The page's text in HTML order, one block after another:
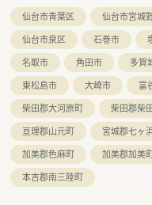
仙台市青葉区 仙台市宮城
仙台市泉区
石巻市
名取市
角田市 多賀
東松島市
大崎市 富
柴田郡大河原町
柴田郡柴
亘理郡山元町
宮城郡七ヶ
加美郡色麻町
加美郡加美
本吉郡南三陸町